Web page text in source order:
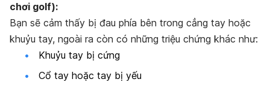
chơi golf):
Bạn sẽ cảm thấy bị đau phía bên trong cẳng tay hoặc
khuỷu tay, ngoài ra còn có những triệu chứng khác như:
Khuỷu tay bị cứng
Cổ tay hoặc tay bị yếu